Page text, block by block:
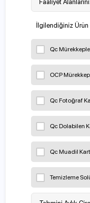
İlgilendiğiniz Ürün
Qc
OCP
Qc Fotoğraf
Qc Dolabilen
Qc Muadil
Temizleme